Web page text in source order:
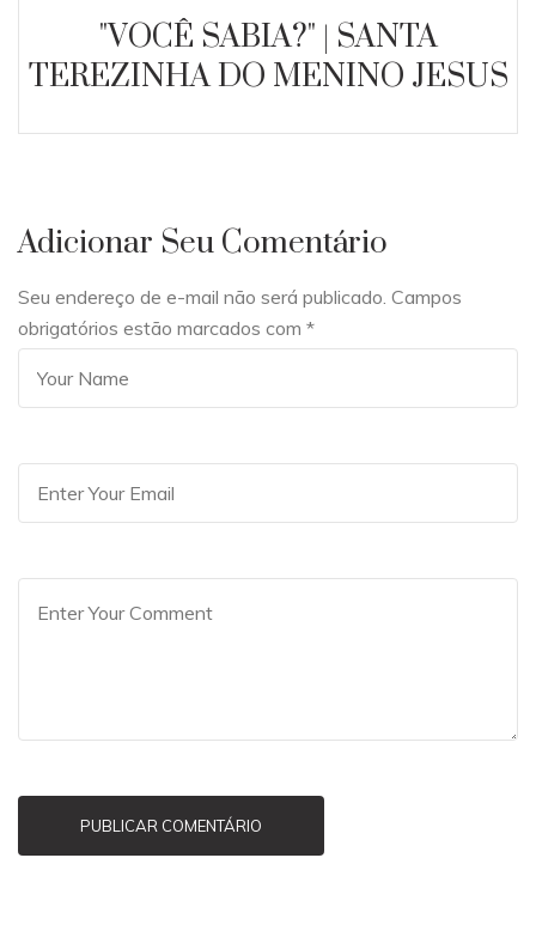
"VOCÊ SABIA?" | SANTA
TEREZINHA DO MENINO JESUS
Adicionar Seu Comentário
Seu endereço de e-mail não será publicado. Campos
obrigatórios estão marcados com *
PUBLICAR COMENTÁRIO